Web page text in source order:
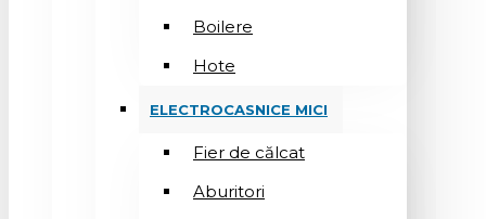
Boilere
Hote
ELECTROCASNICE MICI
Fier de călcat
Aburitori